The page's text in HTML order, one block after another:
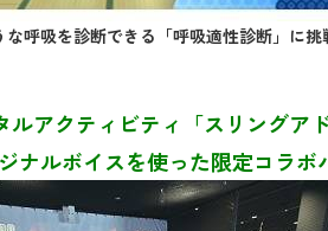
呼吸を診断できる「呼吸適性診断」に
アクティビティ「スリングア
ナルボイスを使った限定コラボ